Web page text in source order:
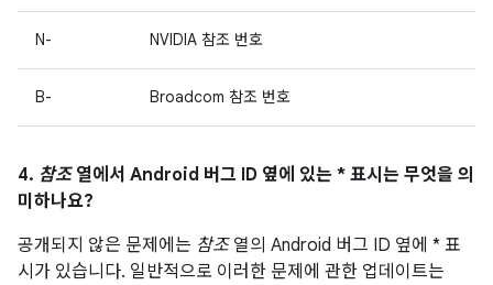
N- NVIDIA 참조 번호
B- Broadcom 참조 번호
4. 참조열에서 Android 버그 ID 옆에 있는 * 표시는 무엇을 의
미하나요?
공개되지 않은 문제에는 참조열의 Android 버그 ID 옆에 * 표
시가 있습니다. 일반적으로 이러한 문제에 관한 업데이트는